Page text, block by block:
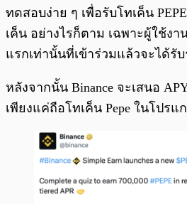
ทดสอบง่าย ๆ เพื่อรับโทเค็น
เค็น อย่างไรก็ตาม เฉพาะผู้ใช้งา
แรกเท่านั้นที่เข้าร่วมแล้วจะได้รับ
หลังจากนั้น Binance จะเสนอ
เพียงแค่ถือโทเค็น Pepe ในโปรแ